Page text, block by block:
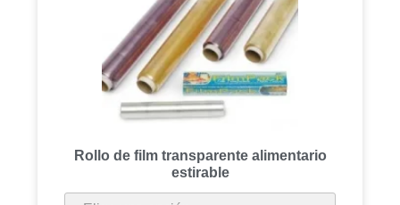
Rollo de film transparente alimentario
estirable